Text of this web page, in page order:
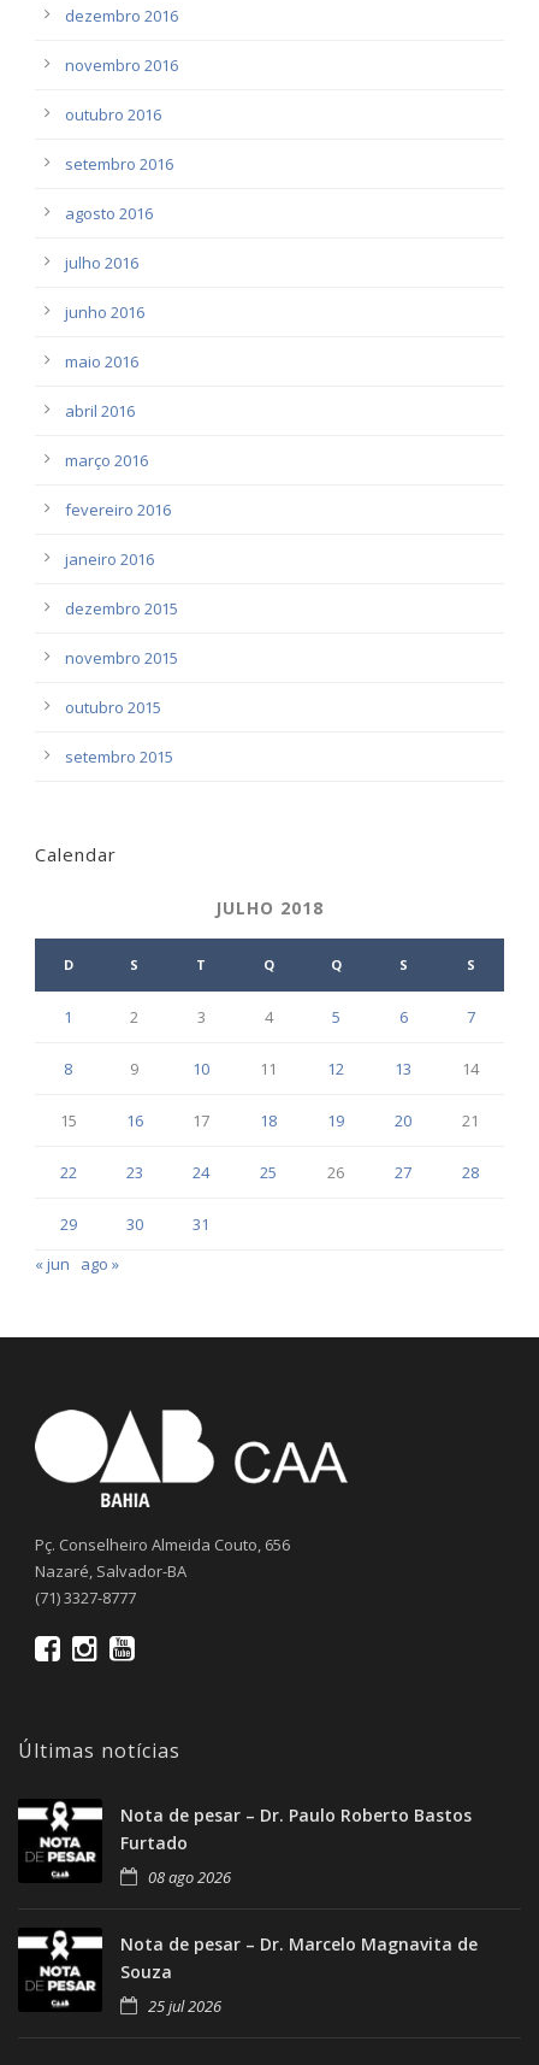
dezembro 2016
novembro 2016
outubro 2016
setembro 2016
agosto 2016
julho 2016
junho 2016
maio 2016
abril 2016
março 2016
fevereiro 2016
janeiro 2016
dezembro 2015
novembro 2015
outubro 2015
setembro 2015
Calendar
JULHO 2018
D S T Q Q S S
1 2 3 4 5 6 7
8 9 10 11 12 13 14
15 16 17 18 19 20 21
22 23 24 25 26 27 28
29 30
31
« jun
ago »
Pç. Conselheiro Almeida Couto, 656
Nazaré, Salvador-BA
(71) 3327-8777
Últimas notícias
Nota de pesar – Dr. Paulo Roberto Bastos
Furtado
08 ago 2026
Nota de pesar – Dr. Marcelo Magnavita de
Souza
25 jul 2026